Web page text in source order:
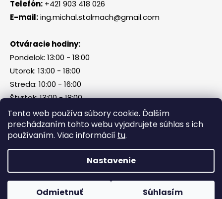
Tento web používa súbory cookie. Ďalším
prechádzaním tohto webu vyjadrujete súhlas s ich
používaním. Viac informácií tu.
Nastavenie
Odmietnuť Súhlasím
Telefón: +421 903 418 026
E-mail:ing.michal.stalmach@gmail.com
Otváracie hodiny:
Pondelok: 13:00 - 18:00
Utorok: 13:00 - 18:00
Streda: 10:00 - 16:00
Štvrtok: 13:00 - 18:00
Piatok, sobota, nedeľa: zatvorené
Vytvoril Shoptet
Všetky práva vyhradené.